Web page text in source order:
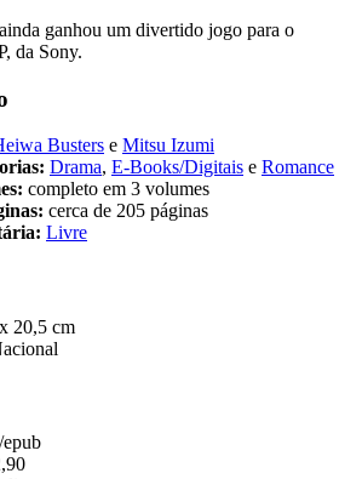
ganhou um divertido jogo para o
da Sony.
Busters e Mitsu Izumi
Drama, E-Books/Digitais e Romance
completo em 3 volumes
cerca de 205 páginas
Livre
20,5 cm